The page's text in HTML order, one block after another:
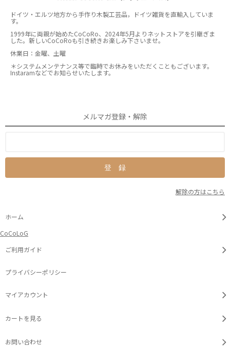
ドイツ・エルツ地方から手作り木製工芸品，ドイツ雑貨を直輸入していま
す。
1999年に両親が始めたCoCoRo、2024年5月よりネットストアを引継ぎま
した。新しいCoCoRoも引き続きお楽しみ下さいませ。
休業日：金曜、土曜
＊システムメンテナンス等で臨時でお休みをいただくこともございます。
Instaramなどでお知らせいたします。
メルマガ登録・解除
解除の方はこちら
ホーム
CoCoLoG
ご利用ガイド
プライバシーポリシー
マイアカウント
カートを見る
お問い合わせ